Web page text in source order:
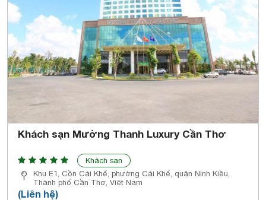
Khách sạn Mường Thanh Luxury Cần Thơ
Khách sạn
Khu E1, Cồn Cái Khế, phường Cái Khế, quận Ninh Kiều,
Thành phố Cần Thơ, Việt Nam
(Liên hệ)